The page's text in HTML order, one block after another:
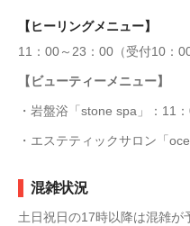
【ヒーリングメニュー】
11：00～23：00（受付10：
【ビューティーメニュー】
・岩盤浴「stone spa」：11
・エステティックサロン「
混雑状況
土日祝日の17時以降は混雑が